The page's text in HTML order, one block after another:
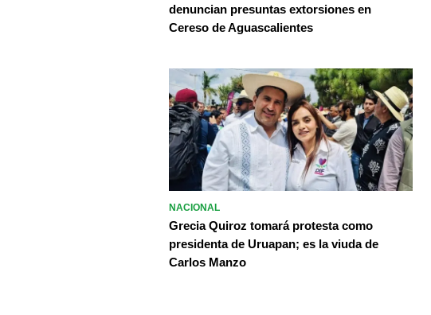
denuncian presuntas extorsiones en
Cereso de Aguascalientes
NACIONAL
Grecia Quiroz tomará protesta como
presidenta de Uruapan; es la viuda de
Carlos Manzo